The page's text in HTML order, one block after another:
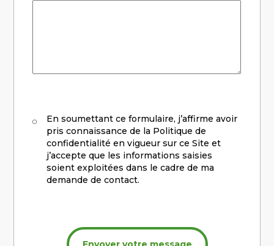
En soumettant ce formulaire, j’affirme avoir
pris connaissance de la Politique de
confidentialité en vigueur sur ce Site et
j’accepte que les informations saisies
soient exploitées dans le cadre de ma
demande de contact.